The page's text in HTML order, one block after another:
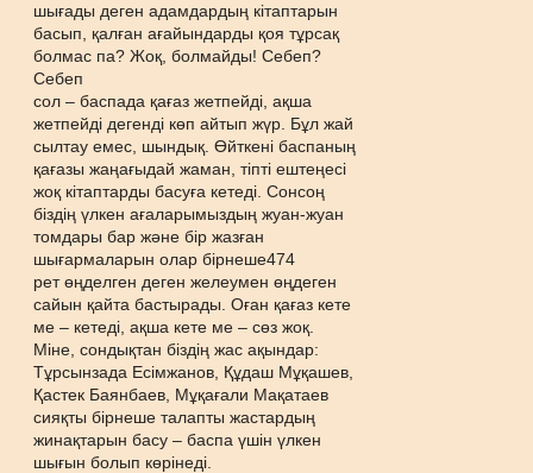
шығады деген адамдардың кітаптарын
басып, қалған ағайындарды қоя тұрсақ
болмас па? Жоқ, болмайды! Себеп?
Себеп
сол – баспада қағаз жетпейді, ақша
жетпейді дегенді көп айтып жүр. Бұл жай
сылтау емес, шындық. Өйткені баспаның
қағазы жаңағыдай жаман, тіпті ештеңесі
жоқ кітаптарды басуға кетеді. Сонсоң
біздің үлкен ағаларымыздың жуан-жуан
томдары бар жəне бір жазған
шығармаларын олар бірнеше474
рет өңделген деген желеумен өңдеген
сайын қайта бастырады. Оған қағаз кете
ме – кетеді, ақша кете ме – сөз жоқ.
Міне, сондықтан біздің жас ақындар:
Тұрсынзада Есімжанов, Құдаш Мұқашев,
Қастек Баянбаев, Мұқағали Мақатаев
сияқты бірнеше талапты жастардың
жинақтарын басу – баспа үшін үлкен
шығын болып көрінеді.